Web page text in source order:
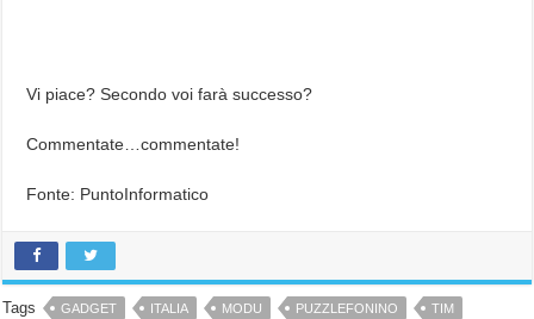
Vi piace? Secondo voi farà successo?
Commentate…commentate!
Fonte: PuntoInformatico
Tags GADGET ITALIA MODU PUZZLEFONINO TIM